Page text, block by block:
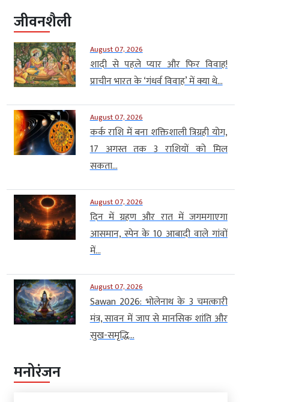
जीवनशैली
August 07, 2026
शादी से पहले प्यार और फिर विवाह!
प्राचीन भारत के ‘गंधर्व विवाह’ में क्या थे...
August 07, 2026
कर्क राशि में बना शक्तिशाली त्रिग्रही योग,
17 अगस्त तक 3 राशियों को मिल
सकता...
August 07, 2026
दिन में ग्रहण और रात में जगमगाएगा
आसमान, स्पेन के 10 आबादी वाले गांवों
में...
August 07, 2026
Sawan 2026: भोलेनाथ के 3 चमत्कारी
मंत्र, सावन में जाप से मानसिक शांति और
सुख-समृद्धि...
मनोरंजन